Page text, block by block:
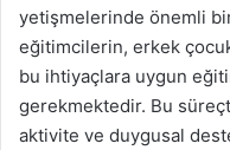
yetişmelerinde önemli
eğitimcilerin, erkek
bu ihtiyaçlara uygun
gerekmektedir. Bu
aktivite ve duygusal